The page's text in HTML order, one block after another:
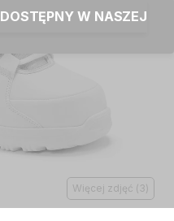
W NASZEJ
Więcej zdjęć ( 3 )